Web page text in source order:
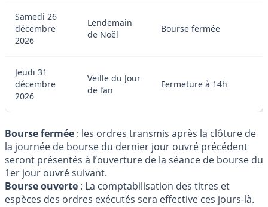
Samedi 26
décembre
2026
Lendemain
de Noël
Bourse fermée
Jeudi 31
décembre
2026
Veille du Jour
de l’an
Fermeture à 14h
Bourse fermée : les ordres transmis après la clôture de
la journée de bourse du dernier jour ouvré précédent
seront présentés à l’ouverture de la séance de bourse du
1er jour ouvré suivant.
Bourse ouverte : La comptabilisation des titres et
espèces des ordres exécutés sera effective ces jours-là.